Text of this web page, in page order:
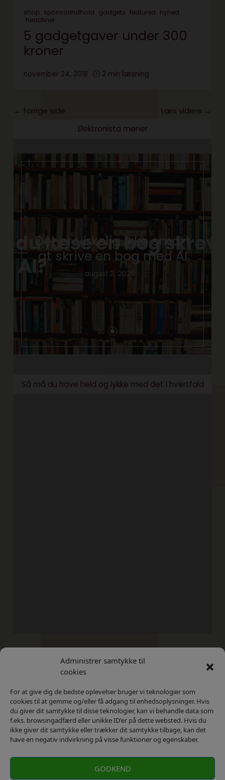
Administrer samtykke til
cookies
For at give dig de bedste oplevelser bruger vi teknologier som
cookies til at gemme og/eller få adgang til enhedsoplysninger. Hvis
du giver dit samtykke til disse teknologier, kan vi behandle data som
f.eks. browsingadfærd eller unikke ID'er på dette websted. Hvis du
ikke giver dit samtykke eller trækker dit samtykke tilbage, kan det
have en negativ indvirkning på visse funktioner og egenskaber.
GODKEND
shop sponsorindhold gadgets featured nyhed
headliner
5 gadgetgaver under 300
kroner
november 24, 2018 2 min læsning
← forrige side
Læs videre →
Elektronista mener
Det er virkelig ikke smart
at skrive en bog med AI
august 3, 2026
Så må du have held og lykke med det i hvertfald
Kontakt